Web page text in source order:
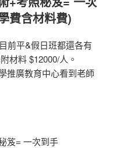
費含材料費)
前平&假日班都還各有
材料 $12000/人。
推廣教育中心看到老師
笈= 一次到手